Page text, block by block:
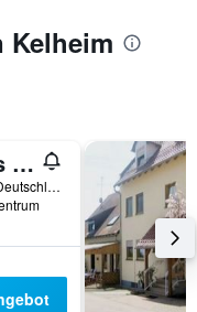
Kelheim
Ferienhaus Holzhaisl
Kelheim, Bayern, Deutschland